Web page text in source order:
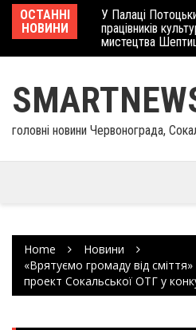
Skip
content
ОСТАННІ
НОВИНИ
У Палаці
працівників
мистецтва
головні новини Червонограда,
Home
Новини
«Врятуємо громаду від
проект Сокальської ОТГ у